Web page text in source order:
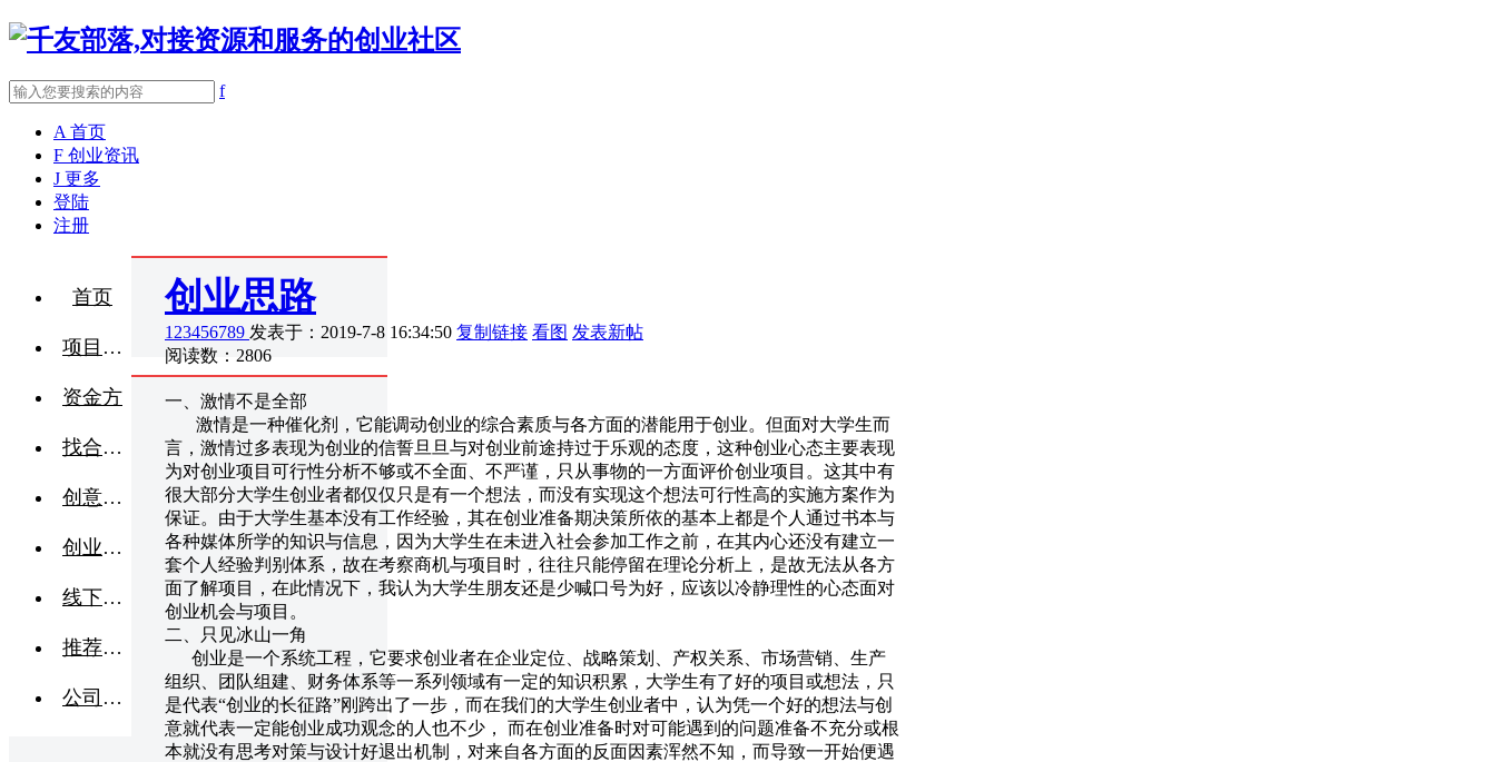
f
A 首页
F 创业资讯
J 更多
登陆
注册
首页
项目融资
资金方
找合伙人
创意点子
创业交流
线下活动
推荐企业
公司转让
创业思路
123456789 发表于：2019-7-8 16:34:50 复制链接 看图 发表新帖
阅读数：2806
一、激情不是全部
激情是一种催化剂，它能调动创业的综合素质与各方面的潜能用于创业。但面对大学生而
言，激情过多表现为创业的信誓旦旦与对创业前途持过于乐观的态度，这种创业心态主要表现
为对创业项目可行性分析不够或不全面、不严谨，只从事物的一方面评价创业项目。这其中有
很大部分大学生创业者都仅仅只是有一个想法，而没有实现这个想法可行性高的实施方案作为
保证。由于大学生基本没有工作经验，其在创业准备期决策所依的基本上都是个人通过书本与
各种媒体所学的知识与信息，因为大学生在未进入社会参加工作之前，在其内心还没有建立一
套个人经验判别体系，故在考察商机与项目时，往往只能停留在理论分析上，是故无法从各方
面了解项目，在此情况下，我认为大学生朋友还是少喊口号为好，应该以冷静理性的心态面对
创业机会与项目。
二、只见冰山一角
创业是一个系统工程，它要求创业者在企业定位、战略策划、产权关系、市场营销、生产
组织、团队组建、财务体系等一系列领域有一定的知识积累，大学生有了好的项目或想法，只
是代表“创业的长征路”刚跨出了一步，而在我们的大学生创业者中，认为凭一个好的想法与创
意就代表一定能创业成功观念的人也不少， 而在创业准备时对可能遇到的问题准备不充分或根
本就没有思考对策与设计好退出机制，对来自各方面的反面因素浑然不知，而导致一开始便遇